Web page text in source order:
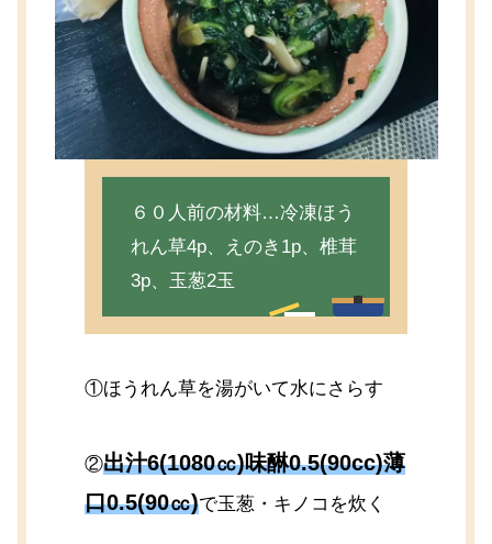
６０人前の材料…冷凍ほう
れん草4p、えのき1p、椎茸
3p、玉葱2玉
①ほうれん草を湯がいて水にさらす
②出汁6(1080㏄)味醂0.5(90cc)薄
口0.5(90㏄)で玉葱・キノコを炊く